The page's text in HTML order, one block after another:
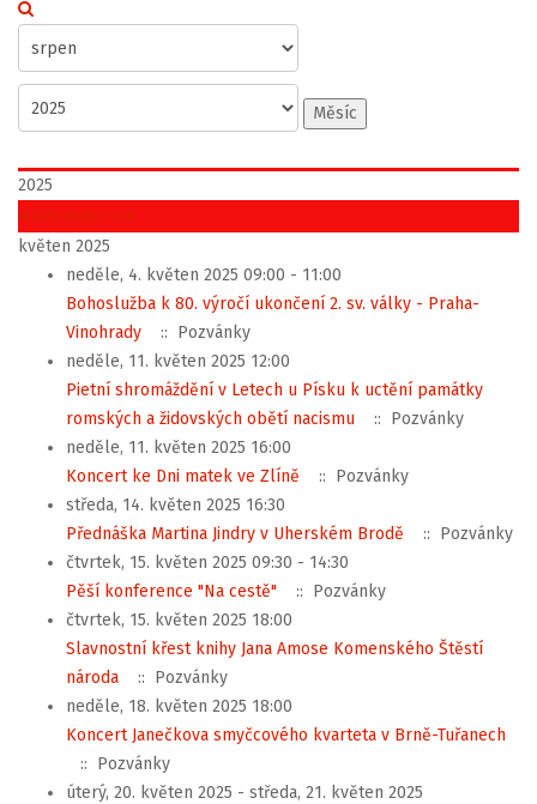
Měsíc
2025
Následující rok
květen 2025
neděle, 4. květen 2025 09:00 - 11:00
Bohoslužba k 80. výročí ukončení 2. sv. války - Praha-
Vinohrady
:: Pozvánky
neděle, 11. květen 2025 12:00
Pietní shromáždění v Letech u Písku k uctění památky
romských a židovských obětí nacismu
:: Pozvánky
neděle, 11. květen 2025 16:00
Koncert ke Dni matek ve Zlíně
:: Pozvánky
středa, 14. květen 2025 16:30
Přednáška Martina Jindry v Uherském Brodě
:: Pozvánky
čtvrtek, 15. květen 2025 09:30 - 14:30
Pěší konference "Na cestě"
:: Pozvánky
čtvrtek, 15. květen 2025 18:00
Slavnostní křest knihy Jana Amose Komenského Štěstí
národa
:: Pozvánky
neděle, 18. květen 2025 18:00
Koncert Janečkova smyčcového kvarteta v Brně-Tuřanech
:: Pozvánky
úterý, 20. květen 2025 - středa, 21. květen 2025